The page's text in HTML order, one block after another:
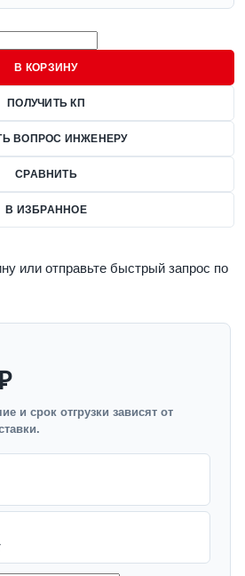
В КОРЗИНУ
ПОЛУЧИТЬ КП
ВОПРОС ИНЖЕНЕРУ
СРАВНИТЬ
В ИЗБРАННОЕ
или отправьте быстрый запрос по
и срок отгрузки зависят от